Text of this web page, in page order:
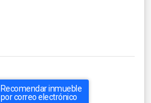
Recomendar inmueble
por correo electrónico